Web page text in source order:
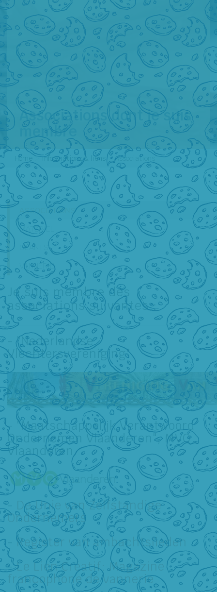
Associations dont je suis
membre
Home Informations & liens Associations
ASSOCIATIONS
MATÉRIEL
GÉANTS
VANNERIE
Je suis membre des
associations suivantes :
- "Nederlandse
Vlechtersvereniging"
- "Maatschappelijk Verantwoord
Ondernemen Vlaanderen", MVO
Vlaanderen
-
De Unie van Zelfstandige
Ondernemers
-Register van ambachtslieden
-Le Lien Créatif: Magazine
francophone de vannerie